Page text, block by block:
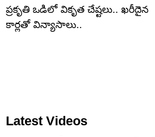
ప్రకృతి ఒడిలో వికృత చేష్టలు.. ఖరీదైన
కార్లతో విన్యాసాలు..
Latest Videos